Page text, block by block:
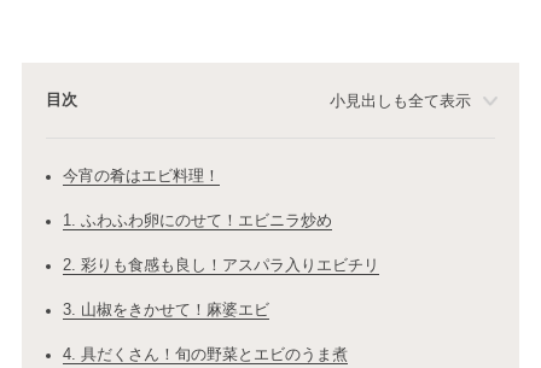
目次 小見出しも全て表示
今宵の肴はエビ料理！
1. ふわふわ卵にのせて！エビニラ炒め
2. 彩りも食感も良し！アスパラ入りエビチリ
3. 山椒をきかせて！麻婆エビ
4. 具だくさん！旬の野菜とエビのうま煮